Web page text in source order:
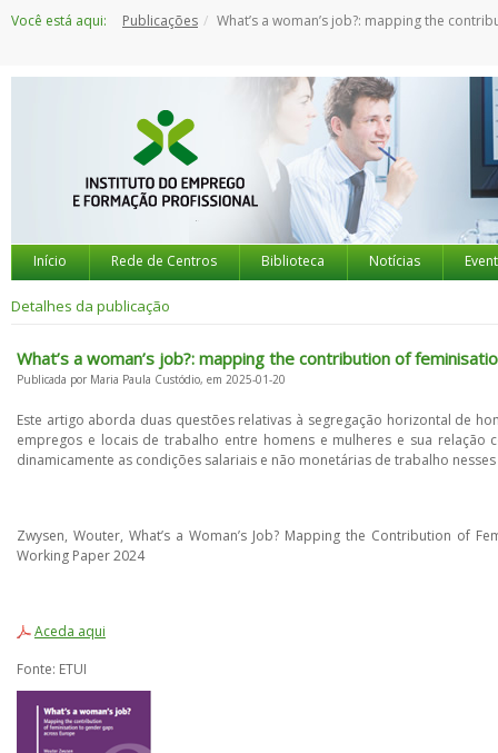
paraVocê está aqui: Publicações What’s a woman’s job?: mapping the contribution of feminisation to gender gaps across
Início Rede de Centros Biblioteca Notícias
Detalhes da publicação
What’s a woman’s job?: mapping the contribution of
Publicada por Maria Paula Custódio, em 2025-01-20
Este artigo aborda duas questões relativas à segregação horizontal de
empregos e locais de trabalho entre homens e mulheres e sua relação
dinamicamente as condições salariais e não monetárias de trabalho
Zwysen, Wouter, What’s a Woman’s Job? Mapping the Contribution of
Working Paper 2024
Aceda aqui
Fonte: ETUI